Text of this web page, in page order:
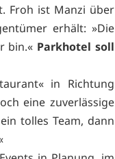
Froh ist Manzi über
erhält: »Die
bin.« Parkhotel soll
in Richtung
eine zuverlässige
tolles Team, dann